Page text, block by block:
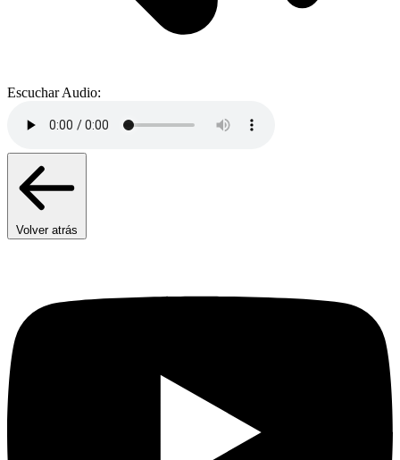
Escuchar Audio:
Volver atrás